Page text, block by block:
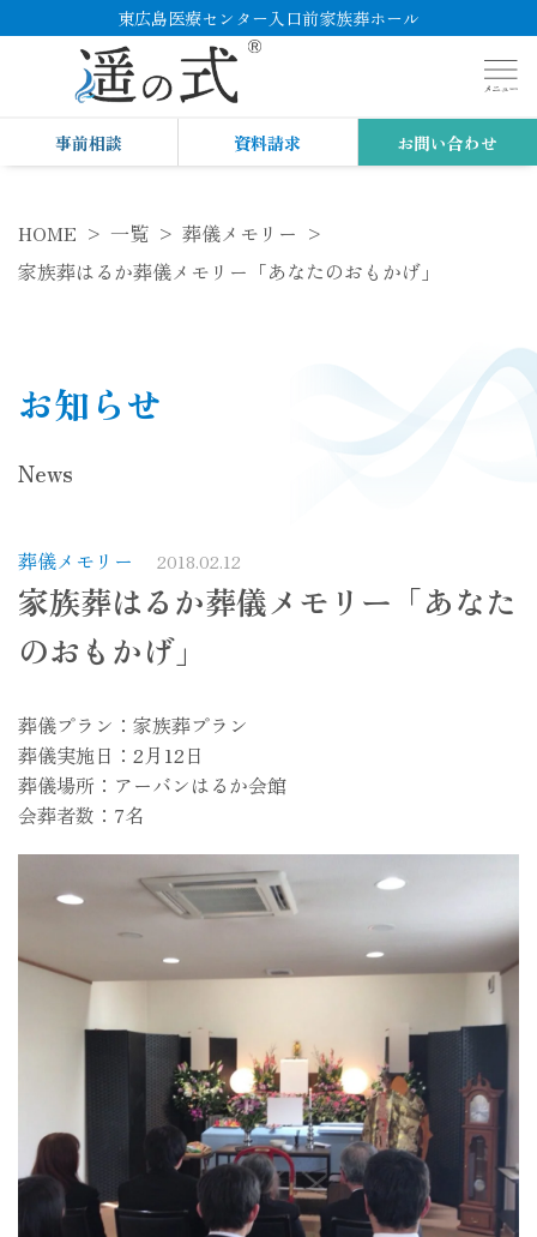
東広島医療センター入口前家族葬ホール
事前相談 資料請求 お問い合わせ
HOME 一覧
葬儀メモリー
家族葬はるか葬儀メモリー「あなたのおもかげ」
お知らせ
News
葬儀メモリー 2018.02.12
家族葬はるか葬儀メモリー「あなた
のおもかげ」
葬儀プラン：家族葬プラン
葬儀実施日：2月12日
葬儀場所：アーバンはるか会館
会葬者数：7名